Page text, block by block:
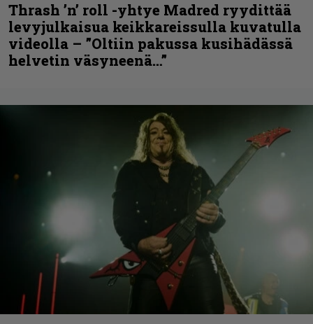
Thrash ’n’ roll -yhtye Madred ryydittää
levyjulkaisua keikkareissulla kuvatulla
videolla – ”Oltiin pakussa kusihädässä
helvetin väsyneenä…”